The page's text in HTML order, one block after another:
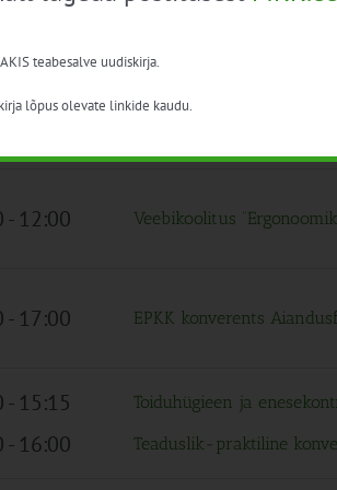
-15:15
Toidupatogeenide
- 12:00 Veebikoolitus
- 17:00 EPKK konverents
- 15:15 Toiduhügieen ja
- 16:00 Teaduslik-praktiline
teabesalve uudiskirja.
lõpus olevate linkide kaudu.